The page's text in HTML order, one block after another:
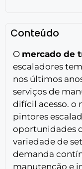
Conteúdo
O mercado de
escaladores
nos últimos
serviços de
difícil acesso. o
pintores
oportunidades
variedade de
demanda
manutenção e